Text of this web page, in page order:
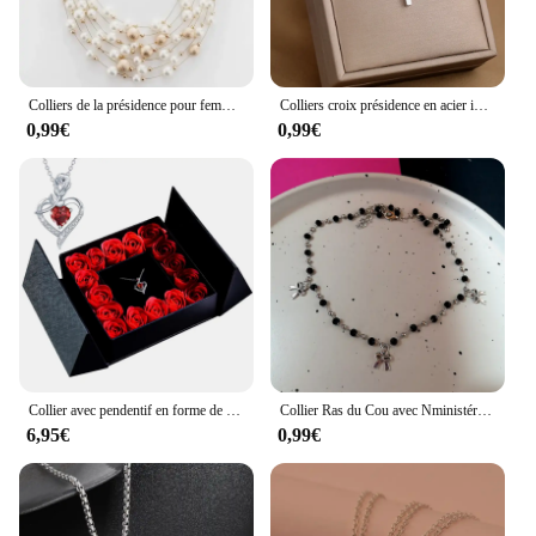
0,99€
Colliers croix présidence en acier inoxydable pour femmes, Streetwear Grunge, PmotMale EquiChristian Choker, Bijoux à la mode, Y2K
0,99€
6,95€
Collier Ras du Cou avec Nministériels d Papillon et Cœur pour Femme, Breloques Esthétiques Vintage et Mignonnes, Bijoux Grunge, Accessoires de Scène, Goth Y2K, Egirl Kpop
0,99€